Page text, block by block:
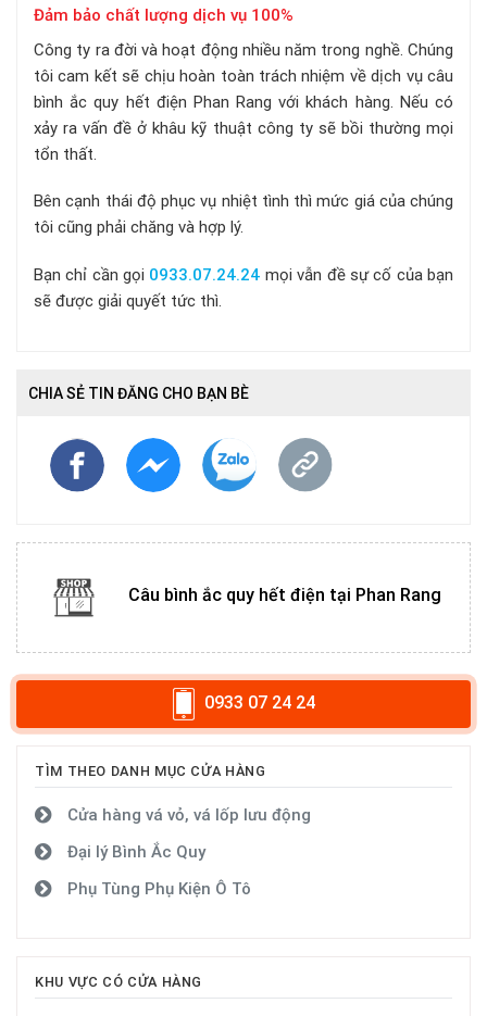
Đảm bảo chất lượng dịch vụ 100%
Công ty ra đời và hoạt động nhiều năm trong nghề. Chúng
tôi cam kết sẽ chịu hoàn toàn trách nhiệm về dịch vụ câu
bình ắc quy hết điện Phan Rang với khách hàng. Nếu có
xảy ra vấn đề ở khâu kỹ thuật công ty sẽ bồi thường mọi
tổn thất.
Bên cạnh thái độ phục vụ nhiệt tình thì mức giá của chúng
tôi cũng phải chăng và hợp lý.
Bạn chỉ cần gọi 0933.07.24.24 mọi vẫn đề sự cố của bạn
sẽ được giải quyết tức thì.
CHIA SẺ TIN ĐĂNG CHO BẠN BÈ
Câu bình ắc quy hết điện tại Phan Rang
0933 07 24 24
TÌM THEO DANH MỤC CỬA HÀNG
Cửa hàng vá vỏ, vá lốp lưu động
Đại lý Bình Ắc Quy
Phụ Tùng Phụ Kiện Ô Tô
KHU VỰC CÓ CỬA HÀNG